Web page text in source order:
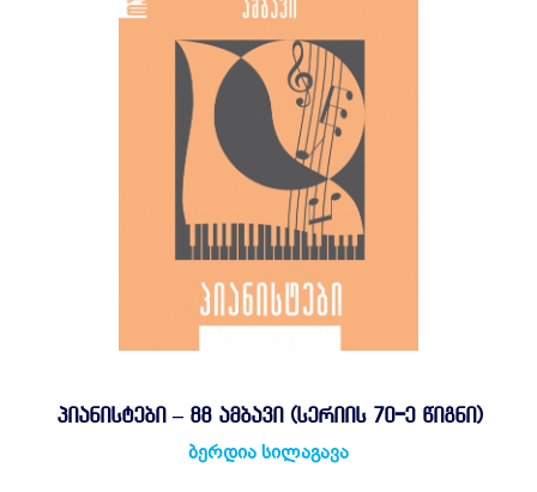
ᲞᲘᲐᲜᲘᲡᲢᲔᲑᲘ – 88 ᲐᲛᲑᲐᲕᲘ (ᲡᲔᲠᲘᲘᲡ 70-Ე ᲬᲘᲒᲜᲘ)
ბერდია სილაგავა